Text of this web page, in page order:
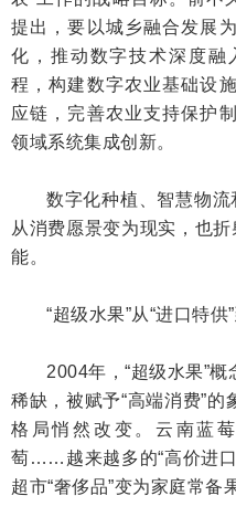
提出，要以城乡融合发展
化，推动数字技术深度融
程，构建数字农业基础设
应链，完善农业支持保护
领域系统集成创新。
数字化种植、智慧物流
从消费愿景变为现实，也
能。
“超级水果”从“进口特供
2004年，“超级水果”
稀缺，被赋予“高端消费”
格局悄然改变。云南蓝
萄……越来越多的“高价进口
超市“奢侈品”变为家庭常备